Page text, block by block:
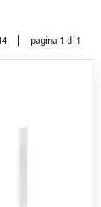
| pagina 1 di 1